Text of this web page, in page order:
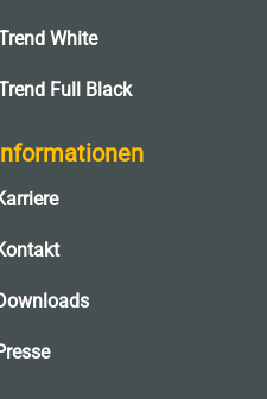
White
Full Black